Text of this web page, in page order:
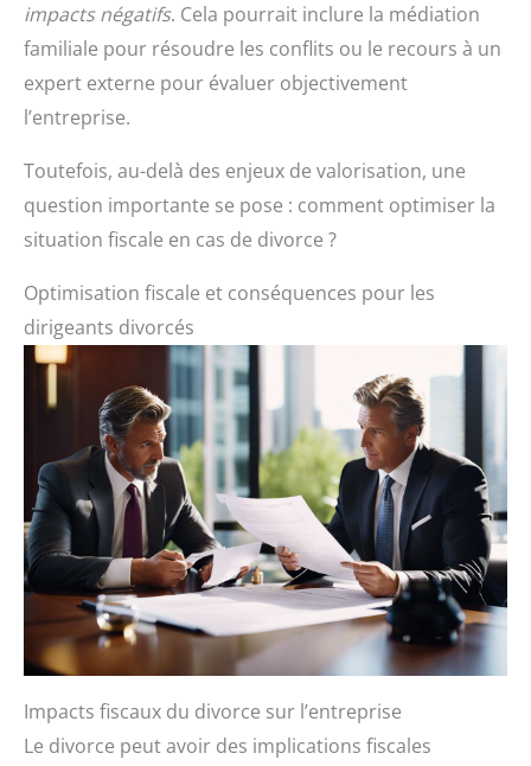
impacts négatifs. Cela pourrait inclure la médiation
familiale pour résoudre les conflits ou le recours à un
expert externe pour évaluer objectivement
l’entreprise.
Toutefois, au-delà des enjeux de valorisation, une
question importante se pose : comment optimiser la
situation fiscale en cas de divorce ?
Optimisation fiscale et conséquences pour les
dirigeants divorcés
Impacts fiscaux du divorce sur l’entreprise
Le divorce peut avoir des implications fiscales